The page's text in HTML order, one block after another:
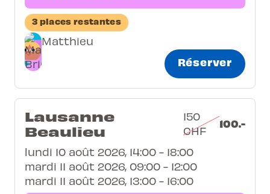
3 places restantes
Matthieu
Réserver
Lausanne
Beaulieu
150
CHF
100.-
lundi 10 août 2026, 14:00 - 18:00
mardi 11 août 2026, 09:00 - 12:00
mardi 11 août 2026, 13:00 - 16:00